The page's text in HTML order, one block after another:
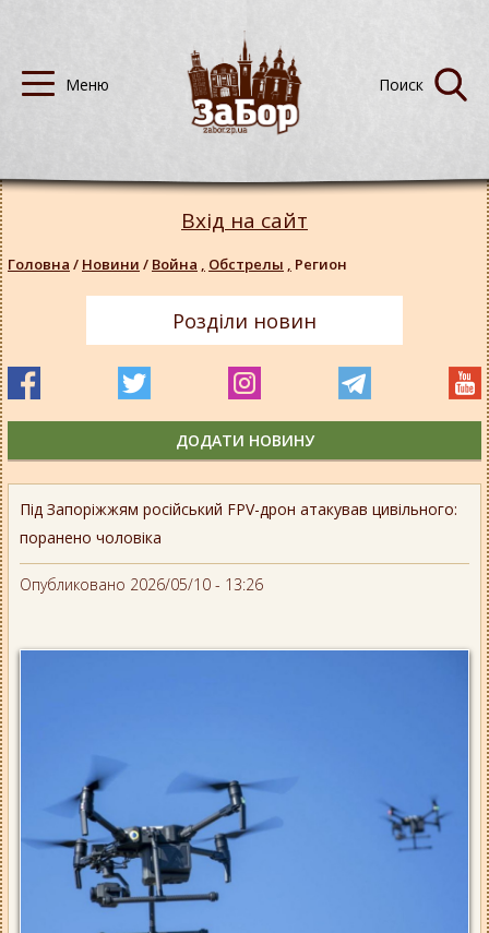
Під Запоріжжям російський FPV-дрон атакував цивільного:
поранено чоловіка
Опубликовано 2026/05/10 - 13:26
Вхід на сайт
Головна / Новини / Война , Обстрелы , Регион
Розділи новин
ДОДАТИ НОВИНУ